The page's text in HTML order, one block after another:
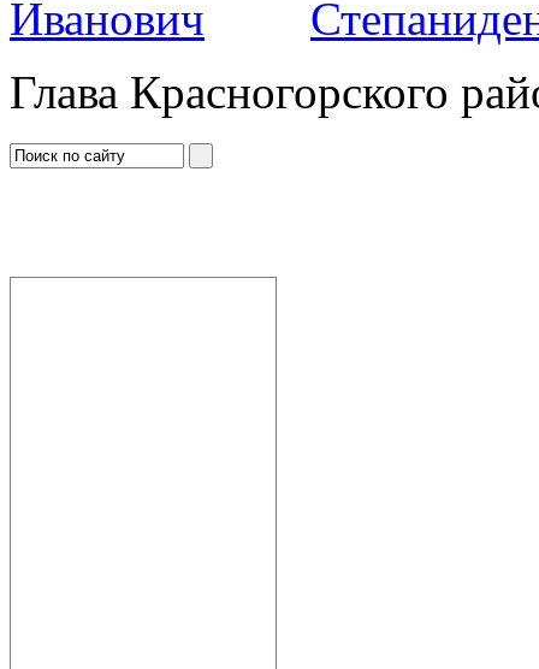
Глава Красногорского